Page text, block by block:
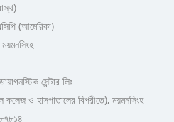
(আমেরিকা)
সেন্টার লিঃ
ও হাসপাতালের বিপরীতে), ময়মনসিংহ